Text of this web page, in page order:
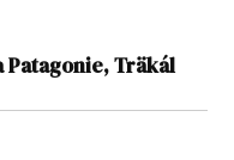
Träkál